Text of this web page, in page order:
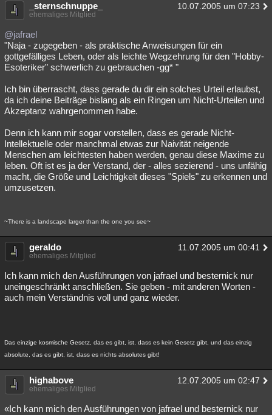
_sternschnuppe_ 10.07.2005 um 07:23
ehemaliges Mitglied
@jafrael
"Naja - zugegeben - als praktische Anweisungen für ein
gottgefälliges Leben, oder als leichte Wegzehrung für den "Hobby-
Esoteriker" schwerlich zu gebrauchen -gg* "
Ich bin überrascht, dass gerade du dir ein solches Urteil erlaubst,
da ich deine Beiträge bislang als ein Ringen um Nicht-Urteilen und
Akzeptanz wahrgenommen habe.
Denn ich kann mir sogar vorstellen, dass es gerade Nicht-
Intellektuelle oder manchmal etwas zur Naivität neigende
Menschen am leichtesten haben werden, genau diese Maxime zu
leben. Oft ist es ja der Verstand, der - alles sezierend - uns unfähig
macht, die Größe und Leichtigkeit dieses "Spiels" zu erkennen und
umzusetzen.
~There is a landscape larger than the one you see~
geraldo 11.07.2005 um 00:41
ehemaliges Mitglied
Ich kann mich den Ausführungen von jafrael und besternick nur
uneingeschränkt anschließen. Sie geben - mit anderen Worten -
auch mein Verständnis voll und ganz wieder.
Das einzige kosmische Gesetz, das es gibt, ist, dass es kein Gesetz gibt, und das einzig
absolute, das es gibt, ist, dass es nichts absolutes gibt!
highabove 12.07.2005 um 02:47
ehemaliges Mitglied
«Ich kann mich den Ausführungen von jafrael und besternick nur